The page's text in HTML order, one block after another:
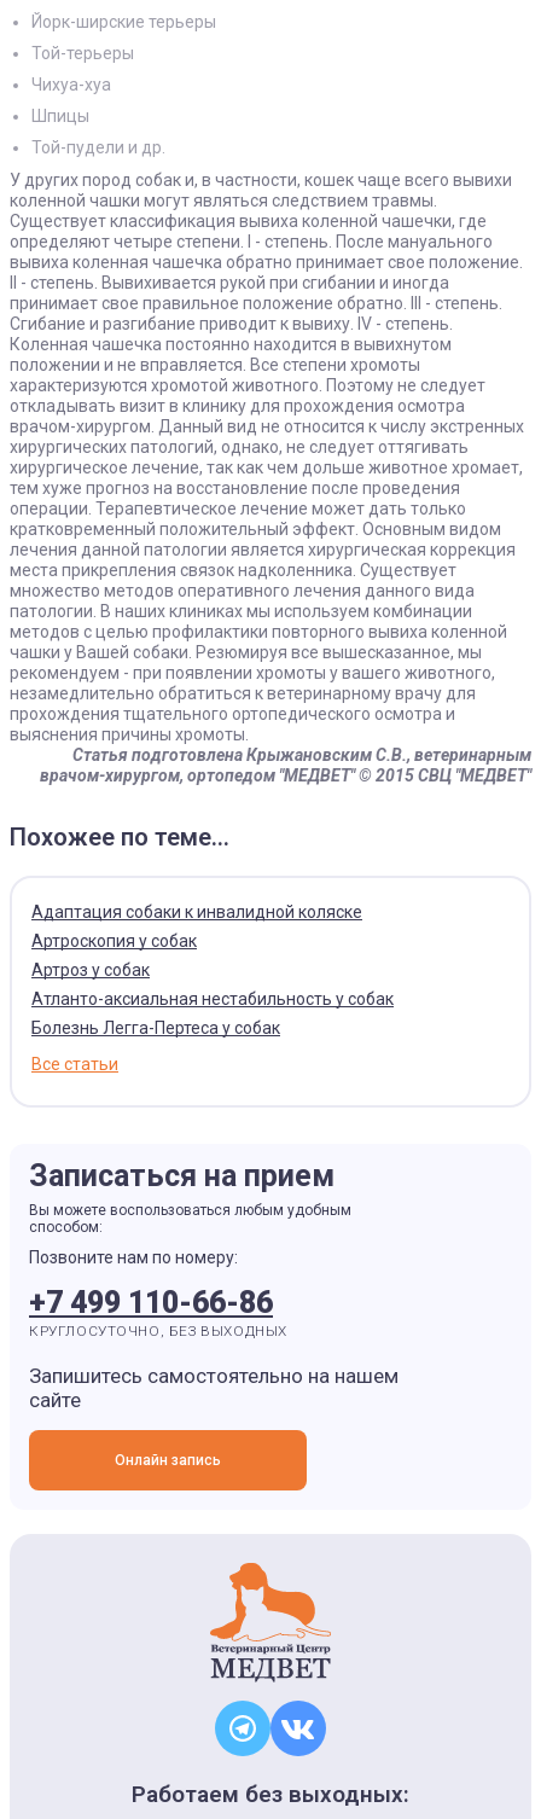
Йорк-ширские терьеры
Той-терьеры
Чихуа-хуа
Шпицы
Той-пудели и др.
У других пород собак и, в частности, кошек чаще всего вывихи
коленной чашки могут являться следствием травмы.
Существует классификация вывиха коленной чашечки, где
определяют четыре степени. I - степень. После мануального
вывиха коленная чашечка обратно принимает свое положение.
II - степень. Вывихивается рукой при сгибании и иногда
принимает свое правильное положение обратно. III - степень.
Сгибание и разгибание приводит к вывиху. IV - степень.
Коленная чашечка постоянно находится в вывихнутом
положении и не вправляется. Все степени хромоты
характеризуются хромотой животного. Поэтому не следует
откладывать визит в клинику для прохождения осмотра
врачом-хирургом. Данный вид не относится к числу экстренных
хирургических патологий, однако, не следует оттягивать
хирургическое лечение, так как чем дольше животное хромает,
тем хуже прогноз на восстановление после проведения
операции. Терапевтическое лечение может дать только
кратковременный положительный эффект. Основным видом
лечения данной патологии является хирургическая коррекция
места прикрепления связок надколенника. Существует
множество методов оперативного лечения данного вида
патологии. В наших клиниках мы используем комбинации
методов с целью профилактики повторного вывиха коленной
чашки у Вашей собаки. Резюмируя все вышесказанное, мы
рекомендуем - при появлении хромоты у вашего животного,
незамедлительно обратиться к ветеринарному врачу для
прохождения тщательного ортопедического осмотра и
выяснения причины хромоты.
Статья подготовлена Крыжановским С.В., ветеринарным
врачом-хирургом, ортопедом "МЕДВЕТ"© 2015 СВЦ "МЕДВЕТ"
Похожее по теме...
Адаптация собаки к инвалидной коляске
Артроскопия у собак
Артроз у собак
Атланто-аксиальная нестабильность у собак
Болезнь Легга-Пертеса у собак
Все статьи
Записаться на прием
Вы можете воспользоваться любым удобным
способом:
Позвоните нам по номеру:
+7 499 110-66-86
КРУГЛОСУТОЧНО, БЕЗ ВЫХОДНЫХ
Запишитесь самостоятельно на нашем
сайте
Онлайн запись
Работаем без выходных: